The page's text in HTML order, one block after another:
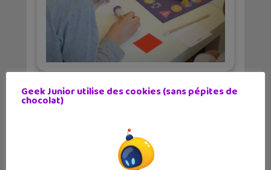
Geek Junior utilise des cookies (sans pépites de
chocolat)